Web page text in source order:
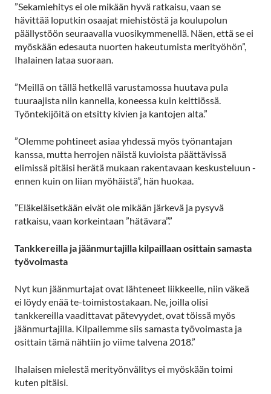
”Sekamiehitys ei ole mikään hyvä ratkaisu, vaan se
hävittää loputkin osaajat miehistöstä ja koulupolun
päällystöön seuraavalla vuosikymmenellä. Näen, että se ei
myöskään edesauta nuorten hakeutumista merityöhön”,
Ihalainen lataa suoraan.
”Meillä on tällä hetkellä varustamossa huutava pula
tuuraajista niin kannella, koneessa kuin keittiössä.
Työntekijöitä on etsitty kivien ja kantojen alta.”
”Olemme pohtineet asiaa yhdessä myös työnantajan
kanssa, mutta herrojen näistä kuvioista päättävissä
elimissä pitäisi herätä mukaan rakentavaan keskusteluun -
ennen kuin on liian myöhäistä”, hän huokaa.
”Eläkeläisetkään eivät ole mikään järkevä ja pysyvä
ratkaisu, vaan korkeintaan ”hätävara”.”
Tankkereilla ja jäänmurtajilla kilpaillaan osittain samasta
työvoimasta
Nyt kun jäänmurtajat ovat lähteneet liikkeelle, niin väkeä
ei löydy enää te-toimistostakaan. Ne, joilla olisi
tankkereilla vaadittavat pätevyydet, ovat töissä myös
jäänmurtajilla. Kilpailemme siis samasta työvoimasta ja
osittain tämä nähtiin jo viime talvena 2018.”
Ihalaisen mielestä merityönvälitys ei myöskään toimi
kuten pitäisi.